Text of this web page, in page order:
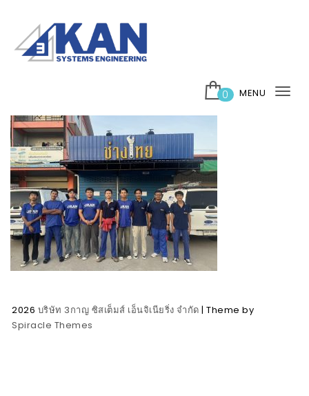
0 MENU
2026 บริษัท 3กาญ ซิสเต็มส์ เอ็นจิเนียริ่ง จำกัด | Theme by
Spiracle Themes